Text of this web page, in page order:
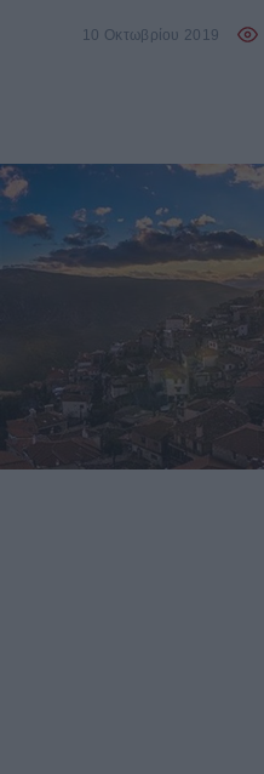
10 Οκτωβρίου 2019